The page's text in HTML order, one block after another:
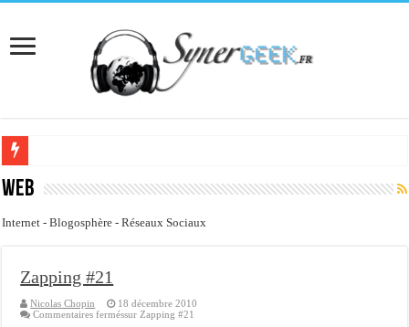
[Interview] Martial Auroy, professionnel du monde Microsoft
Veille technologique du 23/01/2016
Web
Internet - Blogosphère - Réseaux Sociaux
Zapping #21
Nicolas Chopin
18 décembre 2010
Commentaires ferméssur Zapping #21